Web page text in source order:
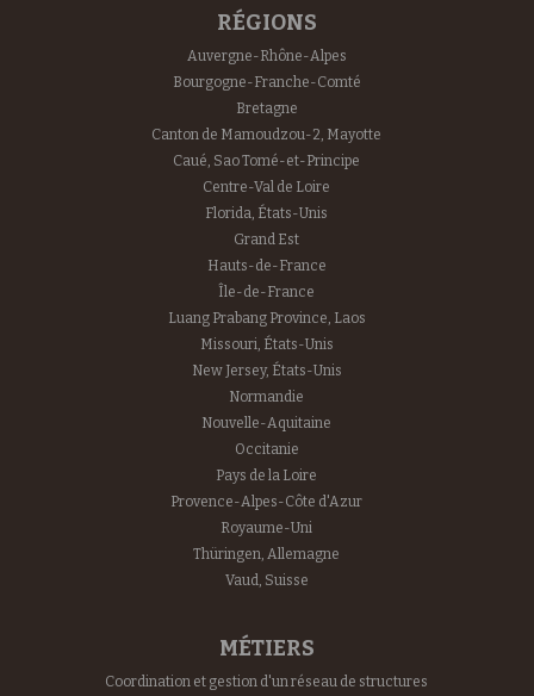
RÉGIONS
Auvergne-Rhône-Alpes
Bourgogne-Franche-Comté
Bretagne
Canton de Mamoudzou-2, Mayotte
Caué, Sao Tomé-et-Principe
Centre-Val de Loire
Florida, États-Unis
Grand Est
Hauts-de-France
Île-de-France
Luang Prabang Province, Laos
Missouri, États-Unis
New Jersey, États-Unis
Normandie
Nouvelle-Aquitaine
Occitanie
Pays de la Loire
Provence-Alpes-Côte d'Azur
Royaume-Uni
Thüringen, Allemagne
Vaud, Suisse
MÉTIERS
Coordination et gestion d'un réseau de structures